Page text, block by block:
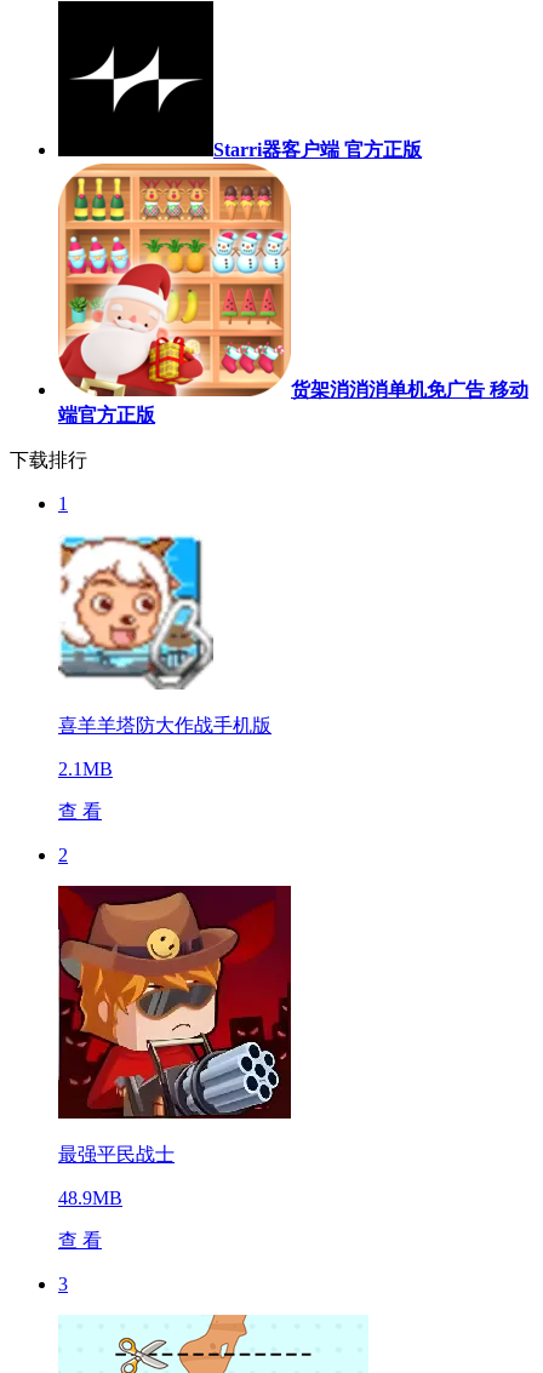
Starri器客户端 官方正版
货架消消消单机免广告 移动
端官方正版
下载排行
1
喜羊羊塔防大作战手机版
2.1MB
查 看
2
最强平民战士
48.9MB
查 看
3